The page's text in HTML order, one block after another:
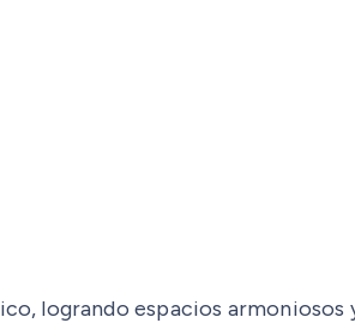
logrando espacios